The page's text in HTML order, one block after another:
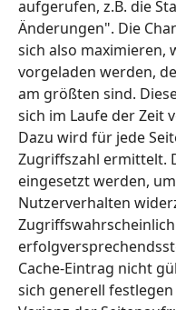
aufgerufen, z.B. die
Änderungen". Die
sich also maximieren,
vorgeladen werden,
am größten sind.
sich im Laufe der Zeit
Dazu wird für jede
Zugriffszahl ermittelt.
eingesetzt werden,
Nutzerverhalten
Cache-Eintrag nicht
sich generell festlegen